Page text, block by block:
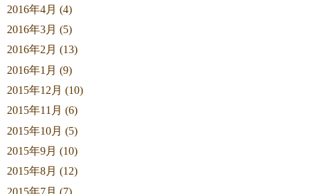
2016年4月 (4)
2016年3月 (5)
2016年2月 (13)
2016年1月 (9)
2015年12月 (10)
2015年11月 (6)
2015年10月 (5)
2015年9月 (10)
2015年8月 (12)
2015年7月 (7)